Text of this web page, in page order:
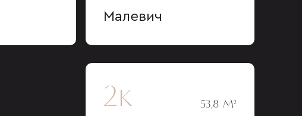
Малевич
2к 53,8 М²